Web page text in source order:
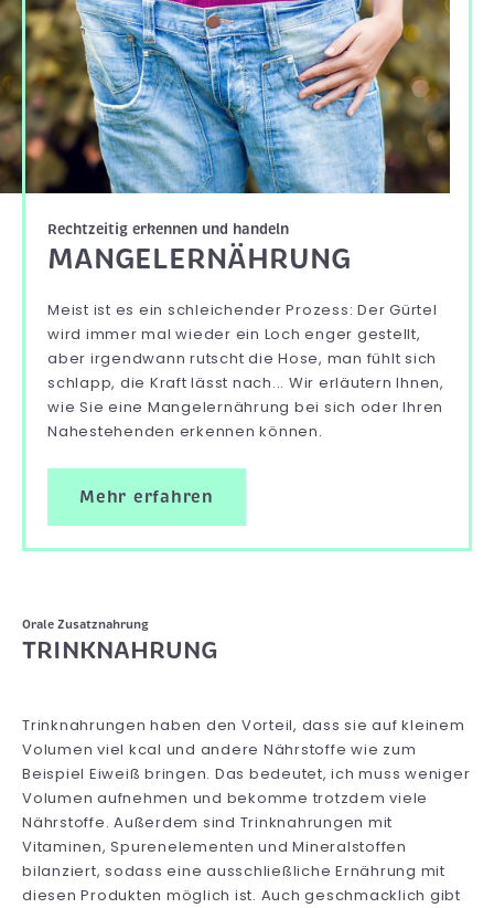
Rechtzeitig erkennen und handeln
MANGELERNÄHRUNG
Meist ist es ein schleichender Prozess: Der Gürtel
wird immer mal wieder ein Loch enger gestellt,
aber irgendwann rutscht die Hose, man fühlt sich
schlapp, die Kraft lässt nach... Wir erläutern Ihnen,
wie Sie eine Mangelernährung bei sich oder Ihren
Nahestehenden erkennen können.
Mehr erfahren
Orale Zusatznahrung
TRINKNAHRUNG
Trinknahrungen haben den Vorteil, dass sie auf kleinem
Volumen viel kcal und andere Nährstoffe wie zum
Beispiel Eiweiß bringen. Das bedeutet, ich muss weniger
Volumen aufnehmen und bekomme trotzdem viele
Nährstoffe. Außerdem sind Trinknahrungen mit
Vitaminen, Spurenelementen und Mineralstoffen
bilanziert, sodass eine ausschließliche Ernährung mit
diesen Produkten möglich ist. Auch geschmacklich gibt